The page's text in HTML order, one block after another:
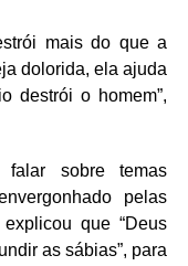
mais do que a
dolorida, ela ajuda
destrói o homem”,
falar sobre temas
pelas
que “Deus
as sábias”, para